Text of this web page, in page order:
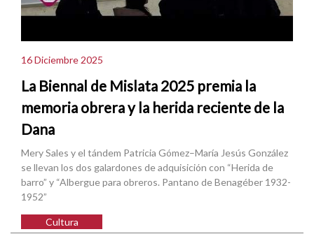
16 Diciembre 2025
La Biennal de Mislata 2025 premia la
memoria obrera y la herida reciente de la
Dana
Mery Sales y el tándem Patricia Gómez–María Jesús González
se llevan los dos galardones de adquisición con “Herida de
barro” y “Albergue para obreros. Pantano de Benagéber 1932-
1952”
Cultura